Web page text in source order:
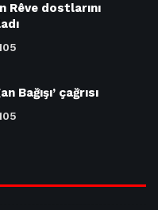
Rêve dostlarını
Bağışı’ çağrısı